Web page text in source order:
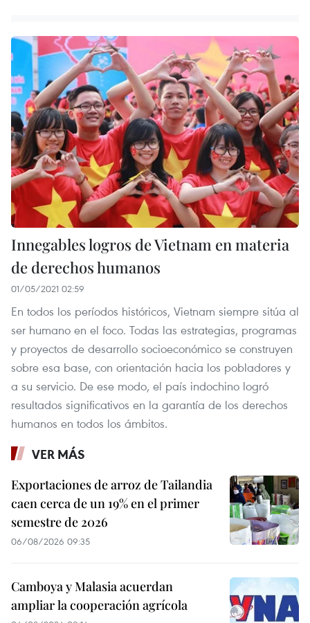
Innegables logros de Vietnam en materia
de derechos humanos
01/05/2021 02:59
En todos los períodos históricos, Vietnam siempre sitúa al
ser humano en el foco. Todas las estrategias, programas
y proyectos de desarrollo socioeconómico se construyen
sobre esa base, con orientación hacia los pobladores y
a su servicio. De ese modo, el país indochino logró
resultados significativos en la garantía de los derechos
humanos en todos los ámbitos.
VER MÁS
Exportaciones de arroz de Tailandia
caen cerca de un 19% en el primer
semestre de 2026
06/08/2026 09:35
Camboya y Malasia acuerdan
ampliar la cooperación agrícola